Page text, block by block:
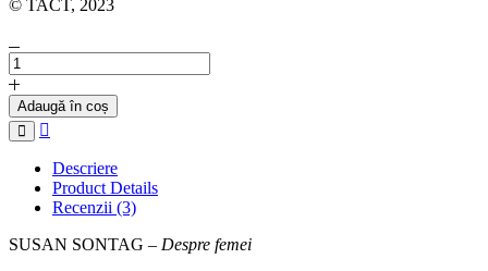
© TACT, 2023
Cantitate
SUSAN
SONTAG
-
Despre
Adaugă în coș
Descriere
Product Details
Recenzii (3)
SUSAN SONTAG – Despre femei